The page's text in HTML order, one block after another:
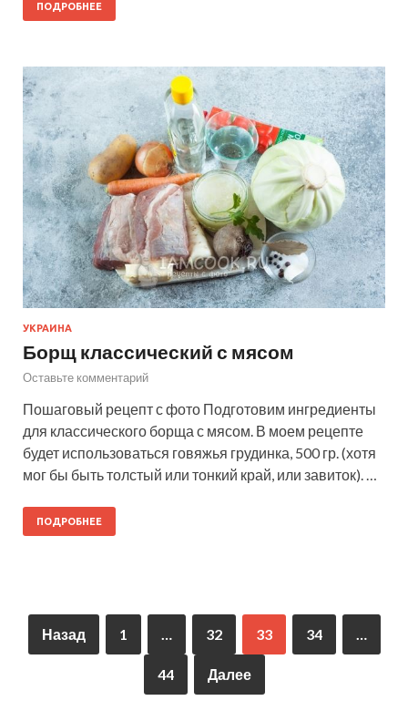
ПОДРОБНЕЕ
УКРАИНА
Борщ классический с мясом
Оставьте комментарий
Пошаговый рецепт с фото Подготовим ингредиенты
для классического борща с мясом. В моем рецепте
будет использоваться говяжья грудинка, 500 гр. (хотя
мог бы быть толстый или тонкий край, или завиток). …
ПОДРОБНЕЕ
Назад 1 … 32 33 34 …
44 Далее